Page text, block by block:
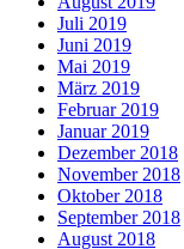
Juli 2019
Juni 2019
Mai 2019
März 2019
Februar 2019
Januar 2019
Dezember 2018
November 2018
Oktober 2018
September 2018
August 2018